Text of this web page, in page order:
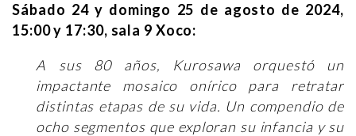
Sábado 24 y domingo 25 de agosto de 2024,
15:00 y 17:30, sala 9 Xoco:
A sus 80 años, Kurosawa orquestó un
impactante mosaico onírico para retratar
distintas etapas de su vida. Un compendio de
ocho segmentos que exploran su infancia y su